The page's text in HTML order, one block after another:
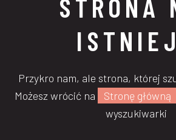
Przykro nam, ale strona, której
Możesz wrócić na
Stronę główną
wyszukiwarki